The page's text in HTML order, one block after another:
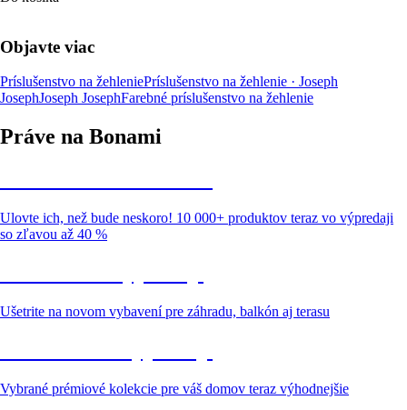
Objavte viac
Príslušenstvo na žehleniePríslušenstvo na žehlenie · Joseph
JosephJoseph JosephFarebné príslušenstvo na žehlenie
Práve na Bonami
Ulovte ich, než bude neskoro! 10 000+ produktov teraz vo výpredaji
so zľavou až 40 %
Ušetrite na novom vybavení pre záhradu, balkón aj terasu
Vybrané prémiové kolekcie pre váš domov teraz výhodnejšie